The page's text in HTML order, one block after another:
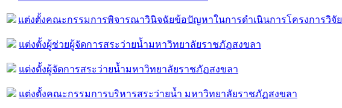
แต่งตั้งคณะกรรมการพิจารณาวินิจฉัยข้อปัญหาในการดำเนินการโครงการวิจัย
แต่งตั้งผู้ช่วยผู้จัดการสระว่ายน้ำมหาวิทยาลัยราชภัฏสงขลา
แต่งตั้งผู้จัดการสระว่ายน้ำมหาวิทยาลัยราชภัฏสงขลา
แต่งตั้งคณะกรรมการบริหารสระว่ายน้ำ มหาวิทยาลัยราชภัฏสงขลา